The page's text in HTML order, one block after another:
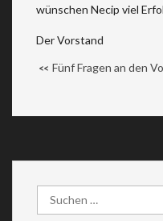
wünschen Necip viel
Der Vorstand
<< Fünf Fragen an den